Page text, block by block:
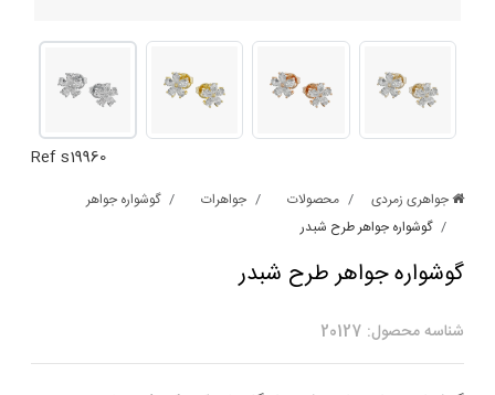
Ref s19960
جواهری زمردی محصولات جواهرات
گوشواره جواهر
گوشواره جواهر طرح شبدر
گوشواره جواهر طرح شبدر
شناسه محصول: 20127